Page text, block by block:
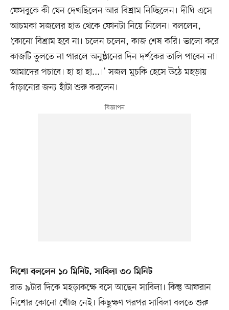
ফেসবুকে কী যেন দেখছিলেন আর বিশ্রাম নিচ্ছিলেন। দীঘি এসে
আচমকা সজলের হাত থেকে ফোনটা নিয়ে নিলেন। বললেন,
‘কোনো বিশ্রাম হবে না। চলেন চলেন, কাজ শেষ করি। ভালো করে
কাজটি তুলতে না পারলে অনুষ্ঠানের দিন দর্শকের তালি পাবেন না।
আমাদের পচাবে। হা হা হা...।’ সজল মুচকি হেসে উঠে মহড়ায়
দাঁড়ানোর জন্য হাঁটা শুরু করলেন।
নিশো বললেন ১০ মিনিট, সাবিলা ৩০ মিনিট
রাত ৯টার দিকে মহড়াকক্ষে বসে আছেন সাবিলা। কিন্তু আফরান
নিশোর কোনো খোঁজ নেই। কিছুক্ষণ পরপর সাবিলা বলতে শুরু